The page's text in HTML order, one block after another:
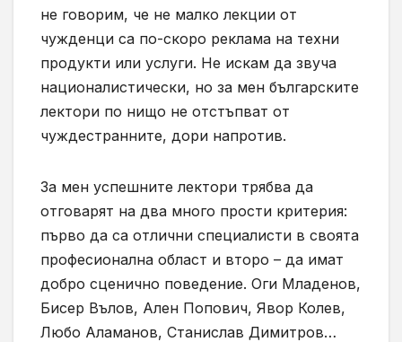
не говорим, че не малко лекции от
чужденци са по-скоро реклама на техни
продукти или услуги. Не искам да звуча
националистически, но за мен българските
лектори по нищо не отстъпват от
чуждестранните, дори напротив.
За мен успешните лектори трябва да
отговарят на два много прости критерия:
първо да са отлични специалисти в своята
професионална област и второ – да имат
добро сценично поведение. Оги Младенов,
Бисер Вълов, Ален Попович, Явор Колев,
Любо Аламанов, Станислав Димитров…